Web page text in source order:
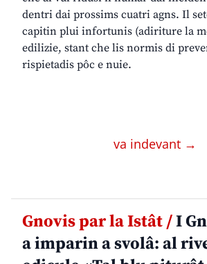
dentri dai prossims cuatri agns. Il
capitin plui infortunis (adiriture la
edilizie, stant che lis normis di
rispietadis pôc e nuie.
va indevant →
Gnovis par la Istât /I
a imparin a svolâ: al